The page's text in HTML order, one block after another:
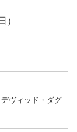
デヴィッド・ダグ